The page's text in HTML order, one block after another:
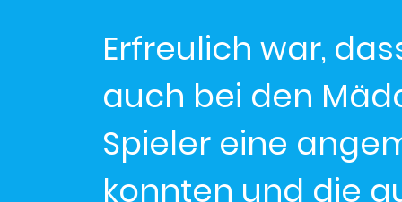
Erfreulich war,
auch bei den
Spieler eine
konnten und die